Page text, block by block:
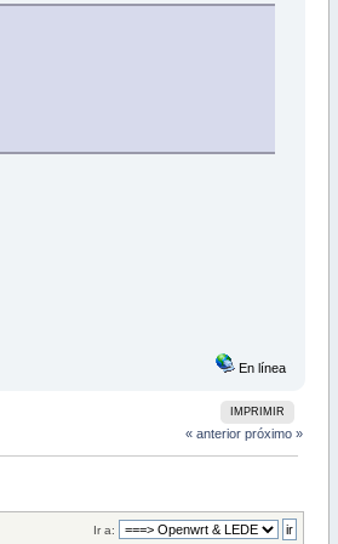
En línea
IMPRIMIR
« anterior próximo »
Ir a: